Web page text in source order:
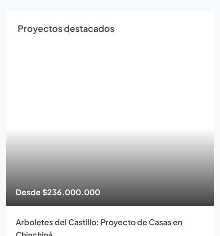
Proyectos destacados
de Casas en
Desde
Torres del Castillo Proyecto de